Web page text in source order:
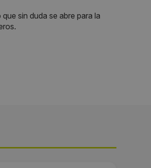
sin duda se abre para la